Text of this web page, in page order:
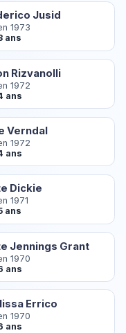
Jusid
1973
ans
Rizvanolli
1972
ans
Verndal
1972
ans
Dickie
1971
ans
Jennings Grant
1970
ans
Errico
1970
ans